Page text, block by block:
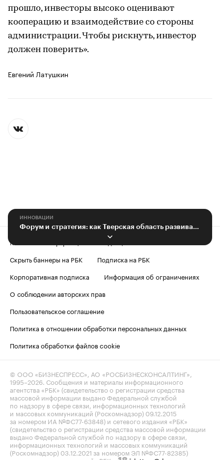
прошло, инвесторы высоко оценивают
кооперацию и взаимодействие со стороны
администрации. Чтобы рискнуть, инвестор
должен поверить».
Евгений Латушкин
ИННОВАЦИИ
Контактная информация
Редакция
Скрыть баннеры на РБК
Подписка на РБК
Корпоративная подписка
Информация об ограничениях
О соблюдении авторских прав
Пользовательское соглашение
Политика в отношении обработки персональных данных
Политика обработки файлов cookie
© ООО «БИЗНЕСПРЕСС», АО «РОСБИЗНЕСКОНСАЛТИНГ»,
1995–2026 . Сообщения и материалы информационного
агентства «РБК» (свидетельство о регистрации средства
массовой информации выдано Федеральной службой
по надзору в сфере связи, информационных технологий
и массовых коммуникаций (Роскомнадзор) 09.12.2015
за номером ИА №ФС77-63848) и сетевого издания «РБК»
(свидетельство о регистрации средства массовой информации
выдано Федеральной службой по надзору в сфере связи,
информационных технологий и массовых коммуникаций
(Роскомнадзор) 03.12.2021 за номером ЭЛ №ФС77-82385)